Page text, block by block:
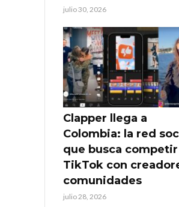
julio 30, 2026
Clapper llega a
Colombia: la red
que busca
TikTok con
comunidades
julio 28, 2026